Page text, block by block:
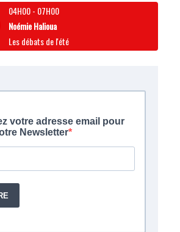
04H00- 07H00
Noémie Halioua
Les débats de l'été